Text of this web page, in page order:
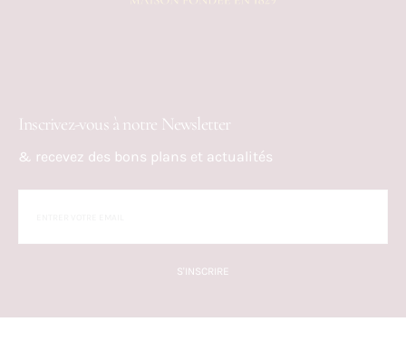
Inscrivez-vous à notre Newsletter
& recevez des bons plans et actualités
S'INSCRIRE